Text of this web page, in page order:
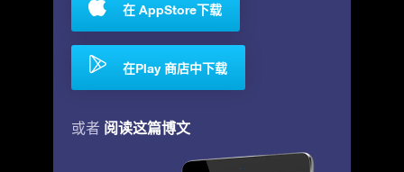
在 AppStore下载
在Play 商店中下载
或者 阅读这篇博文